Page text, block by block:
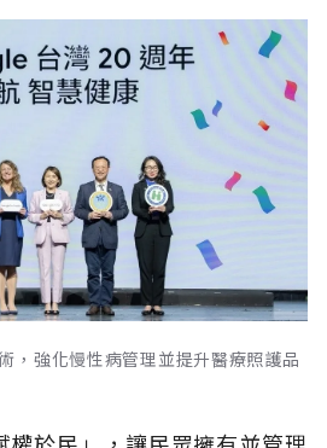
，強化慢性病管理並提升醫療照護品